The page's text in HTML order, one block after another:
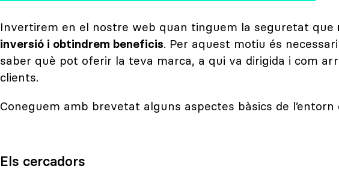
Invertirem en el nostre web quan tinguem la seguretat que
inversió i obtindrem beneficis. Per aquest motiu és
saber què pot oferir la teva marca, a qui va dirigida i com
clients.
Coneguem amb brevetat alguns aspectes bàsics de l’entorn
Els cercadors